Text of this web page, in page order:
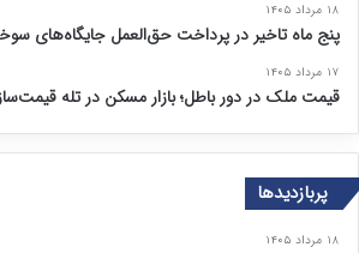
۱۸ مرداد ۱۴۰۵
پنج ماه تاخیر در پرداخت حق‌العمل جایگاه‌های
۱۷ مرداد ۱۴۰۵
قیمت ملک در دور باطل؛ بازار مسکن در تله
پربازدیدها
۱۸ مرداد ۱۴۰۵